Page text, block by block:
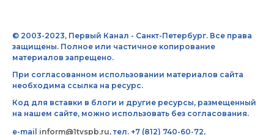
© 2003-2023, Первый Канал - Санкт-Петербург. Все права
защищены. Полное или частичное копирование
материалов запрещено.
При согласованном использовании материалов сайта
необходима ссылка на ресурс.
Код для вставки в блоги и другие ресурсы, размещенный
на нашем сайте, можно использовать без согласования.
e-mail inform@1tvspb.ru, тел. +7 (812) 740-60-72,